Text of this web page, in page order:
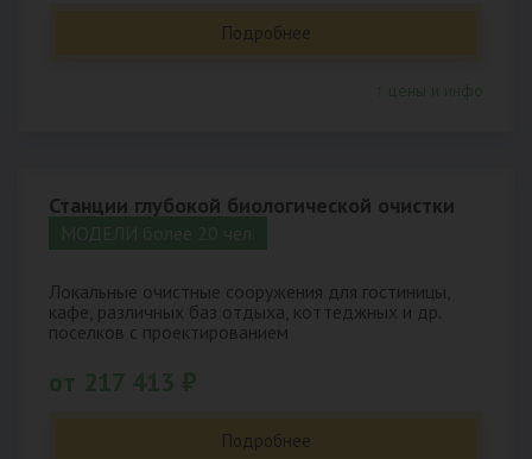
Подробнее
Станции глубокой биологической очистки
Локальные очистные сооружения для гостиницы,
кафе, различных баз отдыха, коттеджных и др.
поселков с проектированием
Подробнее